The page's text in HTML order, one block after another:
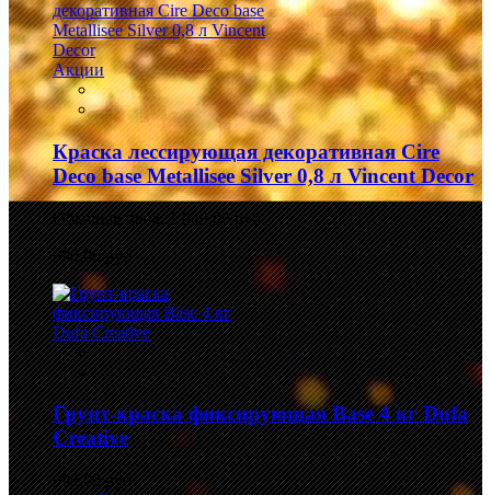
Акции
Краска лессирующая декоративная Cire
Deco base Metallisee Silver 0,8 л Vincent Decor
Обычная цена: 1 049,00 руб.
990,00 руб.
Грунт-краска фиксирующая Base 4 кг Dufa
Creative
999,00 руб.